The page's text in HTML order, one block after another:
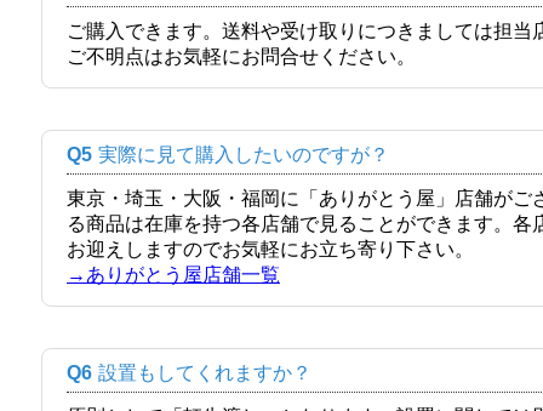
ご購入できます。送料や受け取りにつきましては担
ご不明点はお気軽にお問合せください。
Q5 実際に見て購入したいのですが？
東京・埼玉・大阪・福岡に「ありがとう屋」店舗が
る商品は在庫を持つ各店舗で見ることができます。
お迎えしますのでお気軽にお立ち寄り下さい。
→ありがとう屋店舗一覧
Q6 設置もしてくれますか？